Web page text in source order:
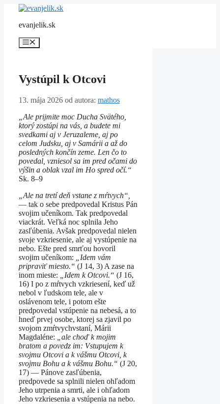
Preskočiť
obsahevanjelik.sk
Menu
Vystúpil k Otcovi
13. mája 2026 od autora: mathos
„Ale prijmite moc Ducha Svätého,
ktorý zostúpi na vás, a budete mi
svedkami aj v Jeruzaleme, aj po
celom Judsku, aj v Samárii a až do
posledných končín zeme. Len čo to
povedal, vzniesol sa im pred očami do
výšin a oblak vzal im Ho spred očí.“
Sk. 8–9
„Ale na tretí deň vstane z mŕtvych“,
— tak o sebe predpovedal Kristus Pán
svojim učeníkom. Tak predpovedal
viackrát. Veľká noc splnila Jeho
zasľúbenia. Avšak predpovedal nielen
svoje vzkriesenie, ale aj vystúpenie na
nebo. Ešte pred smrťou hovoril
svojim učeníkom:
„Idem vám
pripraviť miesto.“ (J 14, 3) A zase na
inom mieste:
„Idem k Otcovi.“ (J 16,
16) I po z mŕtvych vzkriesení, keď už
nebol v ľudskom tele, ale v
oslávenom tele, i potom ešte
predpovedal vstúpenie na nebesá, a to
hneď prvej osobe, ktorej sa zjavil po
svojom zmŕtvychvstaní, Márii
Magdaléne:
„ale choď k mojim
bratom a povedz im: Vstupujem k
svojmu Otcovi a k vášmu Otcovi, k
svojmu Bohu a k vášmu Bohu.“ (J 20,
17) — Pánove zasľúbenia,
predpovede sa splnili nielen ohľadom
Jeho utrpenia a smrti, ale i ohľadom
Jeho vzkriesenia a vstúpenia na nebo.